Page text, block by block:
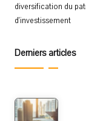
diversification du
d'investissement
Derniers articles